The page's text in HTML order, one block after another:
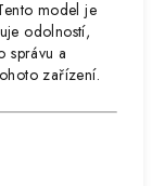
model je
odolností,
správu a
zařízení.